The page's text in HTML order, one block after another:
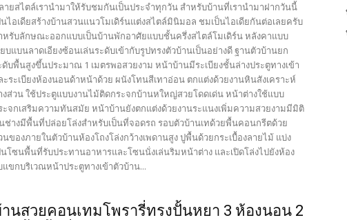
ายสไตล์เรานำมาให้รับชมกันเป็นประจำทุกวัน สำหรับบ้านที่เรานำมาฝากวันนี้
นไอเดียสร้างบ้านสวนแนวโมเดิร์นแต่งสไตล์มินิมอล ชมเป็นไอเดียกันต่อเลยครับ
หรับลักษณะออกแบบเป็นบ้านพักอาศัยแบบชั้นครึ่งสไตล์โมเดิร์น หลังคาแบบ
ยบแบนลาดเอียงซ้อนเล่นระดับเข้ากับรูปทรงตัวบ้านเป็นอย่างดี ฐานตัวบ้านยก
ดับพื้นสูงขึ้นประมาณ 1 เมตรพอสวยงาม หน้าบ้านมีระเบียงชั้นล่างประตูทางเข้า
ะระเบียงห้องนอนด้าหน้าด้วย ผนังโทนสีเทาอ่อน ตกแต่งด้วยงานหินสังเคราะห์
งส่วน ใช้ประตูแบบงานไม้ติดกระจกบ้านหใหญ่สวยโดดเด่น หน้าต่างใช้แบบ
ะจกเสริมความทันสมัย หน้าบ้านยังตกแต่งด้วยงานระแนงเพิ่มความสวยงามมีมิติ
ช่างมีพื้นที่ปล่อยโล่งสำหรับเป็นที่จอดรถ รอบตัวบ้านเทด้วยพื้นคอนกรีตด้วย
นของภายในตัวบ้านห้องโถงโล่งกว้างเพดานสูง ปูพื้นด้วยกระเบื้องลายไม้ แบ่ง
นโซนพื้นที่รับประทานอาหารและโซนนั่งเล่นริมหน้าต่าง และเปิดโล่งไปยังห้อง
แขกบริเวณหน้าประตูทางเข้าตัวบ้าน...
นสวยคอนเทมโพรารี่ทรงปั้นหยา 3 ห้องนอน 2